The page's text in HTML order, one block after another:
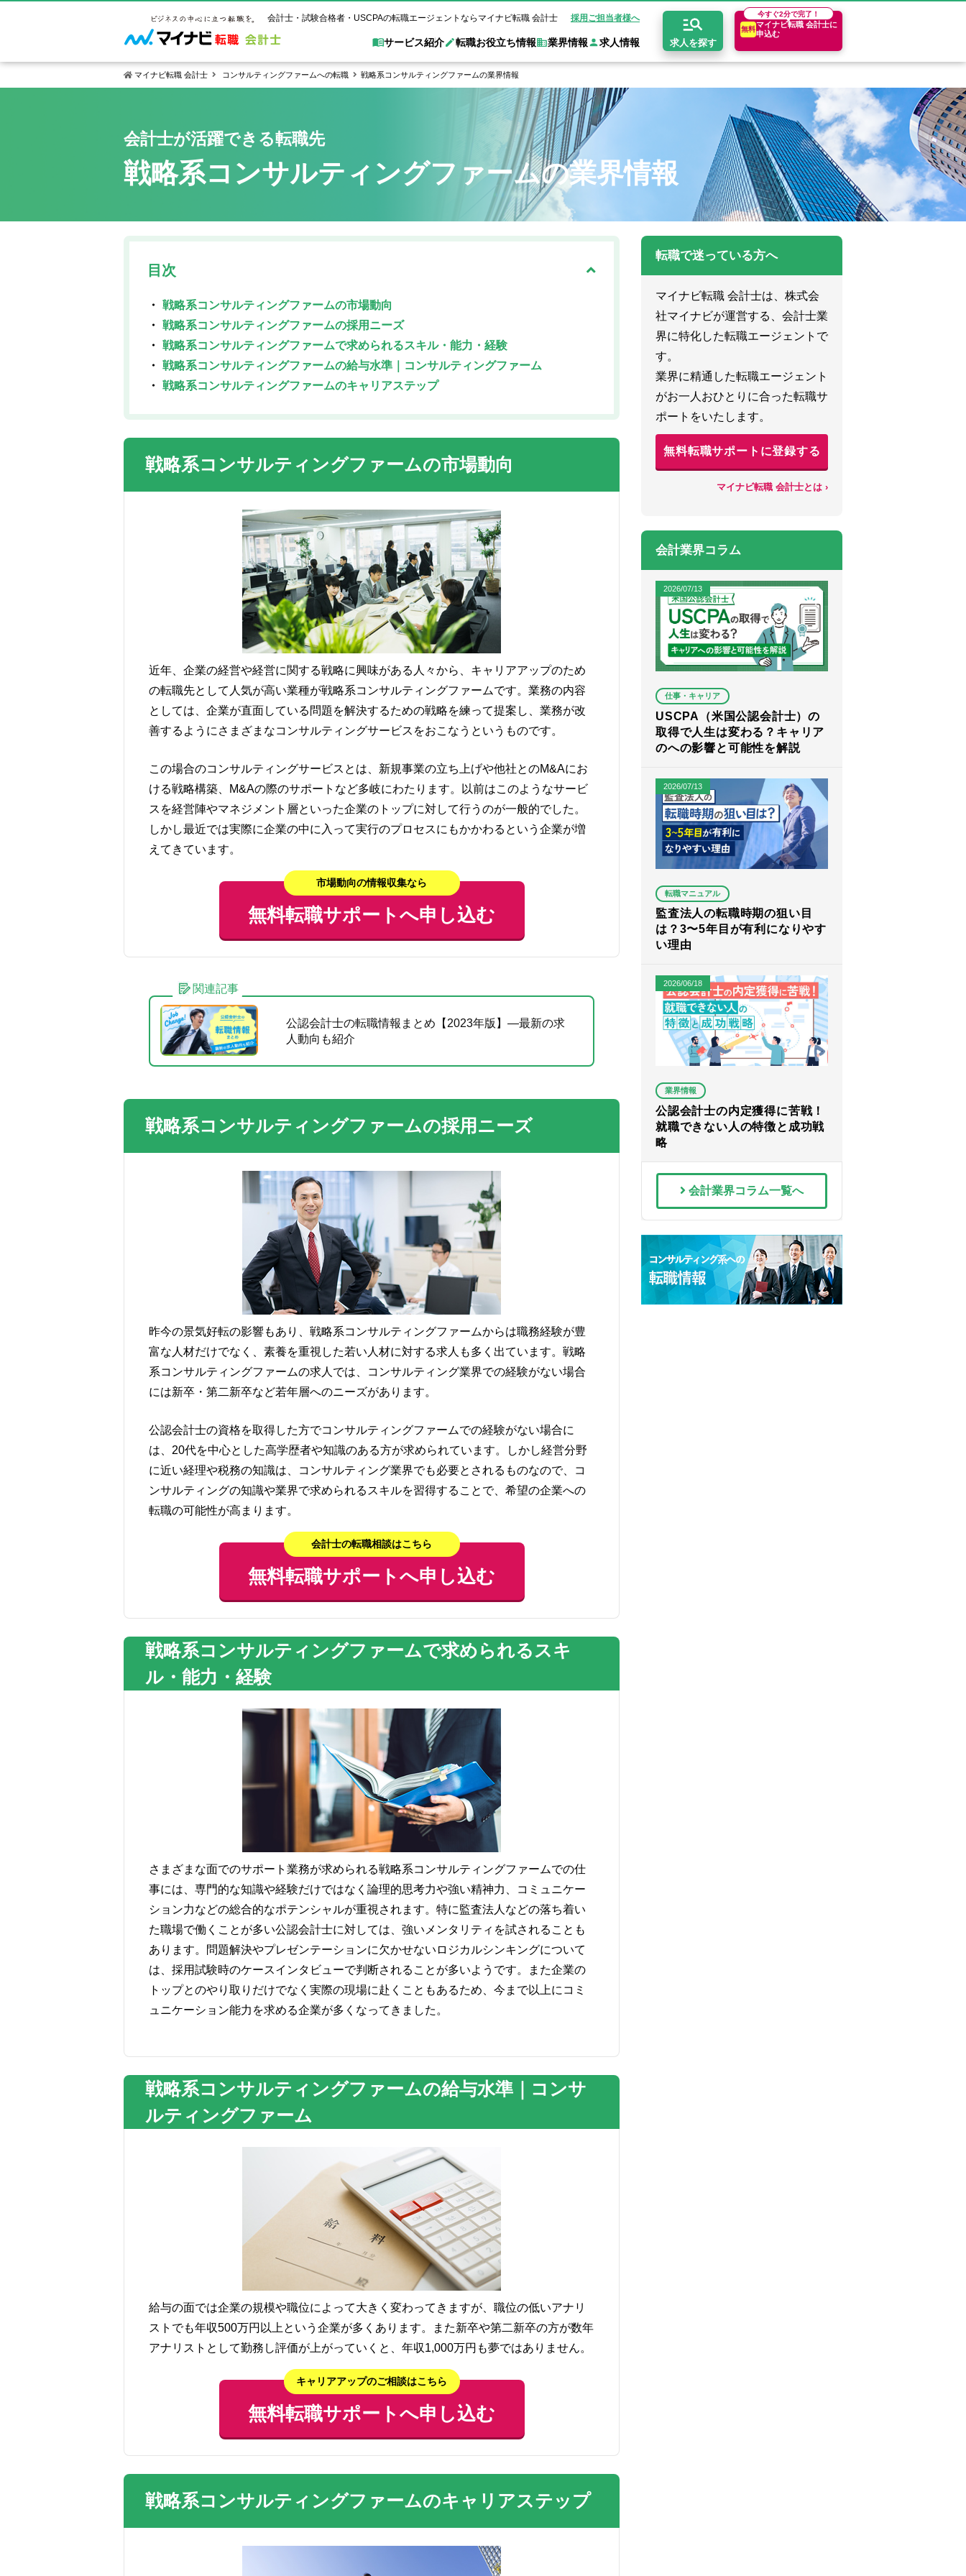
会計士・試験合格者・USCPAの転職エージェントならマイナビ転職 会計士 採用ご担当者様へ
求人を探す
今すぐ2分で完了！
無料
マイナビ転職 会計士に
申込む
サービス紹介
サービス紹介
ご利用ガイド
よくあるご質問
個別転職相談会・セミナー
キャリアアドバイザーのご紹介
転職お役立ち情報
転職お役立ち情報
はじめての転職の方へ USCPAの転職
未経験分野への転職
転職活動お役立ちコンテンツ
転職お役立ち情報
会計士・試験合格者の転職Q&A
WEB面接完全ガイド
年収診断
キャリア診断
業界情報
業界情報
試験科目一覧
業界トピックス
業界情報の記事一覧
会計士が活躍できる転職先
監査法人
コンサルティングファーム
会計事務所・税理士法人
求人情報
公認会計士試験合格
業界別求人情報
会計事務所・税理士法人
金融機関
エリア別求人情報
関東・首都圏
東海
マイナビ転職 会計士 コンサルティングファームへの転職 戦略系コンサルティングファームの業界情報
会計士が活躍できる転職先
戦略系コンサルティングファームの業界情報
目次
戦略系コンサルティングファームの市場動向
戦略系コンサルティングファームの採用ニーズ
戦略系コンサルティングファームで求められるスキル・能力・経験
戦略系コンサルティングファームの給与水準｜コンサルティングファーム
戦略系コンサルティングファームのキャリアステップ
戦略系コンサルティングファームの市場動向
近年、企業の経営や経営に関する戦略に興味がある人々から、キャリアアップのため
の転職先として人気が高い業種が戦略系コンサルティングファームです。業務の内容
としては、企業が直面している問題を解決するための戦略を練って提案し、業務が改
善するようにさまざまなコンサルティングサービスをおこなうというものです。
この場合のコンサルティングサービスとは、新規事業の立ち上げや他社とのM&Aにお
ける戦略構築、M&Aの際のサポートなど多岐にわたります。以前はこのようなサービ
スを経営陣やマネジメント層といった企業のトップに対して行うのが一般的でした。
しかし最近では実際に企業の中に入って実行のプロセスにもかかわるという企業が増
えてきています。
市場動向の情報収集なら
無料転職サポートへ申し込む
関連記事
公認会計士の転職情報まとめ【2023年版】―最新の求
人動向も紹介
戦略系コンサルティングファームの採用ニーズ
昨今の景気好転の影響もあり、戦略系コンサルティングファームからは職務経験が豊
富な人材だけでなく、素養を重視した若い人材に対する求人も多く出ています。戦略
系コンサルティングファームの求人では、コンサルティング業界での経験がない場合
には新卒・第二新卒など若年層へのニーズがあります。
公認会計士の資格を取得した方でコンサルティングファームでの経験がない場合に
は、20代を中心とした高学歴者や知識のある方が求められています。しかし経営分野
に近い経理や税務の知識は、コンサルティング業界でも必要とされるものなので、コ
ンサルティングの知識や業界で求められるスキルを習得することで、希望の企業への
転職の可能性が高まります。
会計士の転職相談はこちら
無料転職サポートへ申し込む
戦略系コンサルティングファームで求められるスキ
ル・能力・経験
さまざまな面でのサポート業務が求められる戦略系コンサルティングファームでの仕
事には、専門的な知識や経験だけではなく論理的思考力や強い精神力、コミュニケー
ション力などの総合的なポテンシャルが重視されます。特に監査法人などの落ち着い
た職場で働くことが多い公認会計士に対しては、強いメンタリティを試されることも
あります。問題解決やプレゼンテーションに欠かせないロジカルシンキングについて
は、採用試験時のケースインタビューで判断されることが多いようです。また企業の
トップとのやり取りだけでなく実際の現場に赴くこともあるため、今まで以上にコミ
ュニケーション能力を求める企業が多くなってきました。
戦略系コンサルティングファームの給与水準｜コンサ
ルティングファーム
給与の面では企業の規模や職位によって大きく変わってきますが、職位の低いアナリ
ストでも年収500万円以上という企業が多くあります。また新卒や第二新卒の方が数年
アナリストとして勤務し評価が上がっていくと、年収1,000万円も夢ではありません。
キャリアアップのご相談はこちら
無料転職サポートへ申し込む
戦略系コンサルティングファームのキャリアステップ
転職で迷っている方へ
マイナビ転職 会計士は、株式会
社マイナビが運営する、会計士業
界に特化した転職エージェントで
す。
業界に精通した転職エージェント
がお一人おひとりに合った転職サ
ポートをいたします。
無料転職サポートに登録する
マイナビ転職 会計士とは ›
会計業界コラム
2026/07/13
仕事・キャリア
USCPA（米国公認会計士）の
取得で人生は変わる？キャリア
のへの影響と可能性を解説
2026/07/13
転職マニュアル
監査法人の転職時期の狙い目
は？3〜5年目が有利になりやす
い理由
2026/06/18
業界情報
公認会計士の内定獲得に苦戦！
就職できない人の特徴と成功戦
略
会計業界コラム一覧へ